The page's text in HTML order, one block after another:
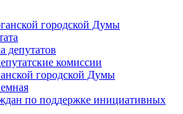
городской Думы
депутатов
комиссии
городской Думы
по поддержке инициативных